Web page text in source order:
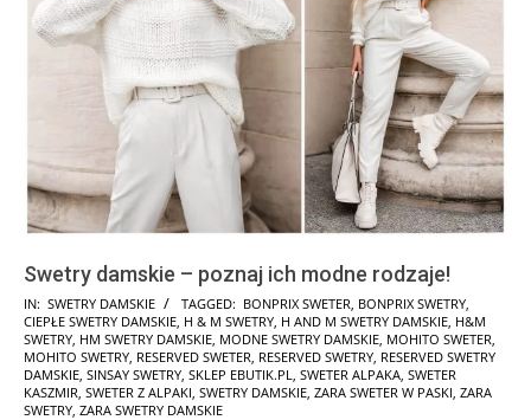
Swetry damskie – poznaj ich modne rodzaje!
2025-
01-
29
IN: SWETRY DAMSKIE TAGGED: BONPRIX SWETER, BONPRIX SWETRY,
CIEPŁE SWETRY DAMSKIE, H & M SWETRY, H AND M SWETRY DAMSKIE, H&M
SWETRY, HM SWETRY DAMSKIE, MODNE SWETRY DAMSKIE, MOHITO SWETER,
MOHITO SWETRY, RESERVED SWETER, RESERVED SWETRY, RESERVED SWETRY
DAMSKIE, SINSAY SWETRY, SKLEP EBUTIK.PL, SWETER ALPAKA, SWETER
KASZMIR, SWETER Z ALPAKI, SWETRY DAMSKIE, ZARA SWETER W PASKI, ZARA
SWETRY, ZARA SWETRY DAMSKIE